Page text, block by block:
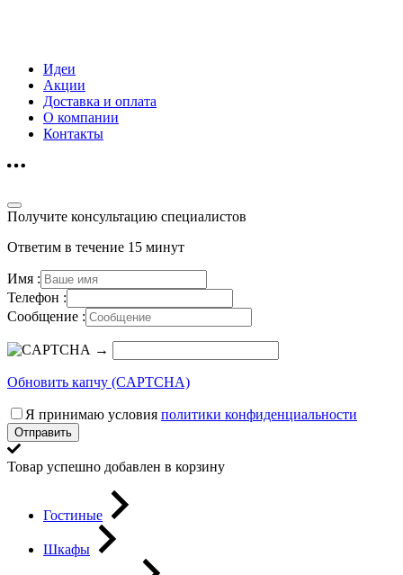
Идеи
Акции
Доставка и оплата
О компании
Контакты
Получите консультацию специалистов
Ответим в течение 15 минут
Имя :
Телефон :
Сообщение :
→
Обновить капчу (CAPTCHA)
Я принимаю условия политики конфиденциальности
Отправить
Товар успешно добавлен в корзину
Гостиные
Шкафы